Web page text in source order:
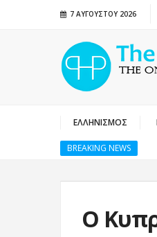
7 ΑΥΓΟΎΣΤΟΥ 2026
ΕΛΛΗΝΙΣΜΟΣ
BREAKING NEWS
Ο